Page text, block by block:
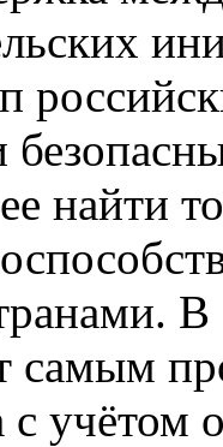
найти
В
самым
с